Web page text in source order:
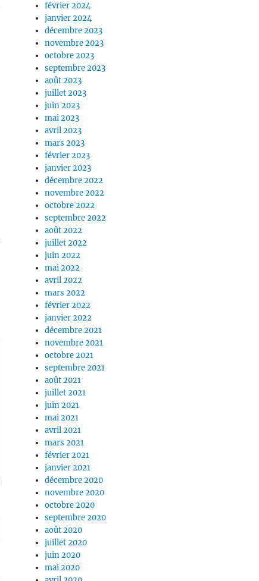
février 2024
janvier 2024
décembre 2023
novembre 2023
octobre 2023
septembre 2023
août 2023
juillet 2023
juin 2023
mai 2023
avril 2023
mars 2023
février 2023
janvier 2023
décembre 2022
novembre 2022
octobre 2022
septembre 2022
août 2022
juillet 2022
juin 2022
mai 2022
avril 2022
mars 2022
février 2022
janvier 2022
décembre 2021
novembre 2021
octobre 2021
septembre 2021
août 2021
juillet 2021
juin 2021
mai 2021
avril 2021
mars 2021
février 2021
janvier 2021
décembre 2020
novembre 2020
octobre 2020
septembre 2020
août 2020
juillet 2020
juin 2020
mai 2020